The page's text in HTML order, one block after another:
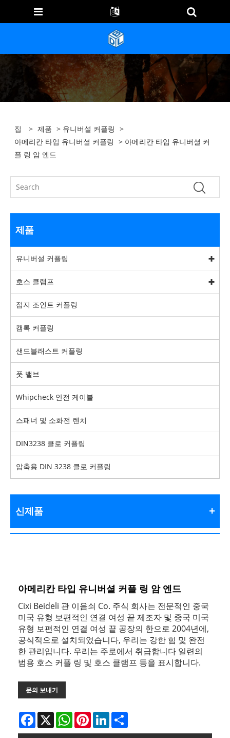
집 > 제품 > 유니버설 커플링 >
아메리칸 타입 유니버셜 커플링 > 아메리칸 타입 유니버셜 커
플 링 암 엔드
제품
유니버설 커플링
호스 클램프
접지 조인트 커플링
캠록 커플링
샌드블래스트 커플링
풋 밸브
Whipcheck 안전 케이블
스패너 및 소화전 렌치
DIN3238 클로 커플링
압축용 DIN 3238 클로 커플링
신제품
아메리칸 타입 유니버셜 커플 링 암 엔드
Cixi Beideli 관 이음쇠 Co. 주식 회사는 전문적인 중국
미국 유형 보편적인 연결 여성 끝 제조자 및 중국 미국
유형 보편적인 연결 여성 끝 공장의 한으로 2004년에,
공식적으로 설치되었습니다, 우리는 강한 힘 및 완전
한 관리입니다. 우리는 주로에서 취급합니다 일련의
범용 호스 커플 링 및 호스 클램프 등을 표시합니다.
문의 보내기
Facebook
X WhatsAppPinterestLinkedIn